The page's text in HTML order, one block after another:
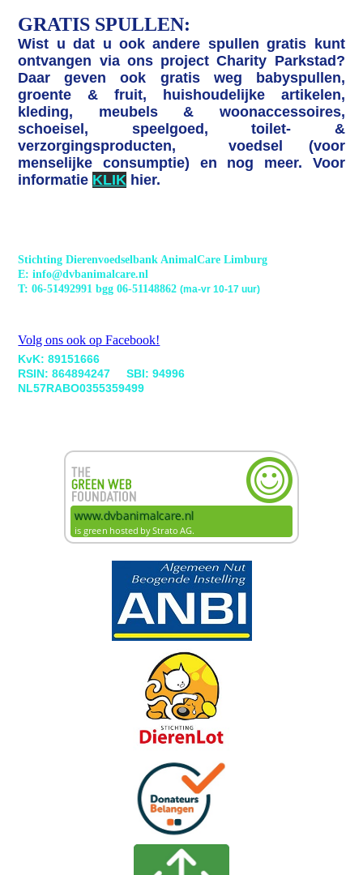
GRATIS SPULLEN:
Wist u dat u ook andere spullen gratis kunt
ontvangen via ons project Charity Parkstad?
Daar geven ook gratis weg babyspullen,
groente & fruit, huishoudelijke artikelen,
kleding, meubels & woonaccessoires,
schoeisel, speelgoed, toilet- &
verzorgingsproducten, voedsel (voor
menselijke consumptie) en nog meer. Voor
informatie KLIK hier.
Stichting Dierenvoedselbank AnimalCare Limburg
E: info@dvbanimalcare.nl
T: 06-51492991 bgg 06-51148862(ma-vr 10-17 uur)
Volg ons ook op Facebook!
KvK: 89151666
RSIN: 864894247 SBI: 94996
NL57RABO0355359499